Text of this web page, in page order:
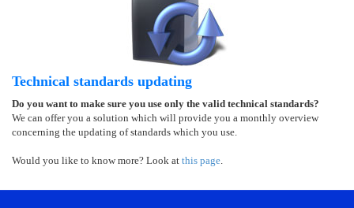
Technical standards updating
Do you want to make sure you use only the valid technical standards?
We can offer you a solution which will provide you a monthly overview
concerning the updating of standards which you use.
Would you like to know more? Look at this page.